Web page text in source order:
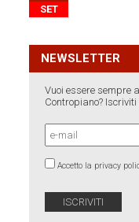
SET
NEWSLETTER
Vuoi essere sempre
Contropiano?
Accetto la privacy